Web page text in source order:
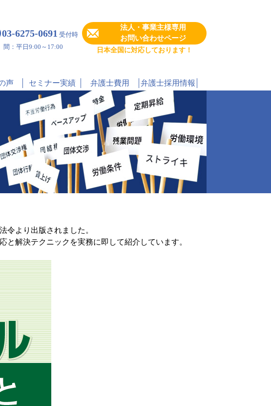
03-6275-0691 受付時
間：平日9:00～17:00
法人・事業主様専用
お問い合わせページ
日本全国に対応しております！
声 セミナー実績 弁護士費用 弁護士採用情報
令より出版されました。
解決テクニックを実務に即して紹介しています。